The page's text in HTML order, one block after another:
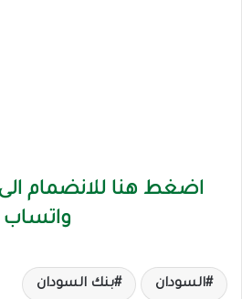
اضغط هنا للانضمام
واتساب
السودان بنك السودان